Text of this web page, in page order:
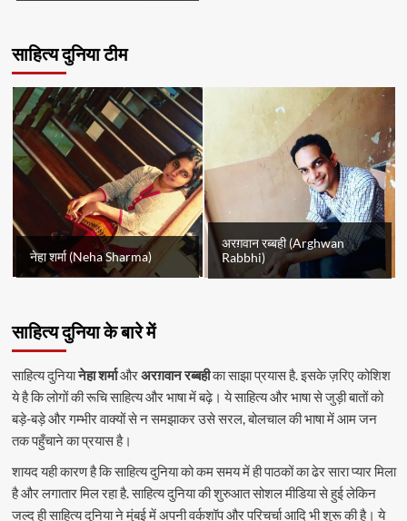
साहित्य दुनिया टीम
नेहा शर्मा (Neha Sharma)
अरग़वान रब्बही (Arghwan
Rabbhi)
साहित्य दुनिया के बारे में
साहित्य दुनियानेहा शर्माऔरअरग़वान रब्बहीका साझा प्रयास है. इसके ज़रिए कोशिश
ये है कि लोगों की रूचि साहित्य और भाषा में बढ़े। ये साहित्य और भाषा से जुड़ी बातों को
बड़े-बड़े और गम्भीर वाक्यों से न समझाकर उसे सरल, बोलचाल की भाषा में आम जन
तक पहुँचाने का प्रयास है।
शायद यही कारण है कि साहित्य दुनिया को कम समय में ही पाठकों का ढेर सारा प्यार मिला
है और लगातार मिल रहा है. साहित्य दुनिया की शुरुआत सोशल मीडिया से हुई लेकिन
जल्द ही साहित्य दुनिया ने मुंबई में अपनी वर्कशॉप और परिचर्चा आदि भी शुरू की है। ये